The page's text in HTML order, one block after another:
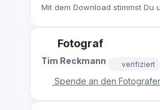
Mit dem Download stimmst Du
Fotograf
Tim Reckmann verifiziert
Spende an den